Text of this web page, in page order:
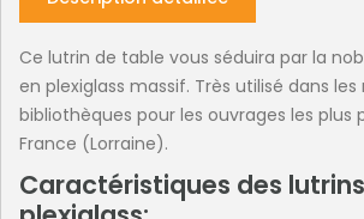
Ce lutrin de table vous séduira par la
en plexiglass massif. Très utilisé dans
bibliothèques pour les ouvrages les plus
France (Lorraine).
Caractéristiques des